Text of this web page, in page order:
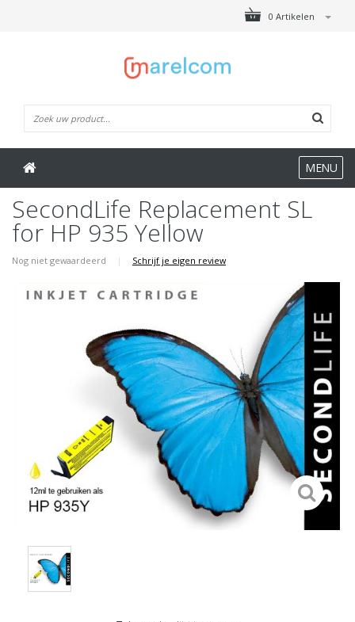
0 Artikelen
MENU
SecondLife Replacement SL
for HP 935 Yellow
Nog niet gewaardeerd | Schrijf je eigen review